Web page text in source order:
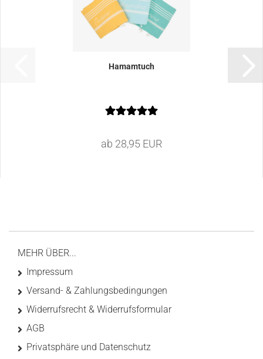
Hamamtuch
ab 28,95 EUR
MEHR ÜBER...
Impressum
Versand- & Zahlungsbedingungen
Widerrufsrecht & Widerrufsformular
AGB
Privatsphäre und Datenschutz